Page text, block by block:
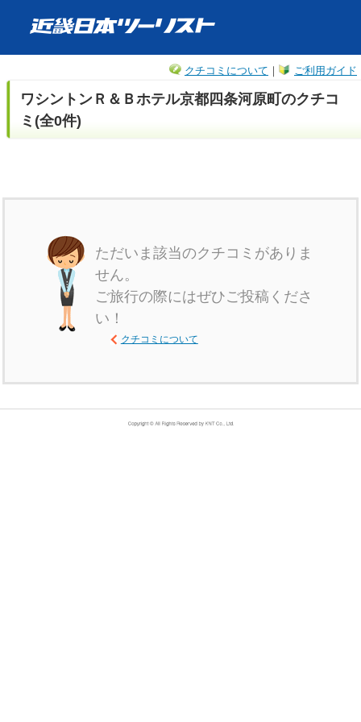
ご利用ガイド
クチコミについて ｜
ワシントンＲ＆Ｂホテル京都四条河原町のクチコ
ミ(全0件)
ただいま該当のクチコミがありま
せん。
ご旅行の際にはぜひご投稿くださ
い！
クチコミについて